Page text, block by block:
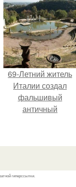
69-Летний житель
Италии создал
фальшивый
античный
успешно выдавал
наследие.
гиперссылки.